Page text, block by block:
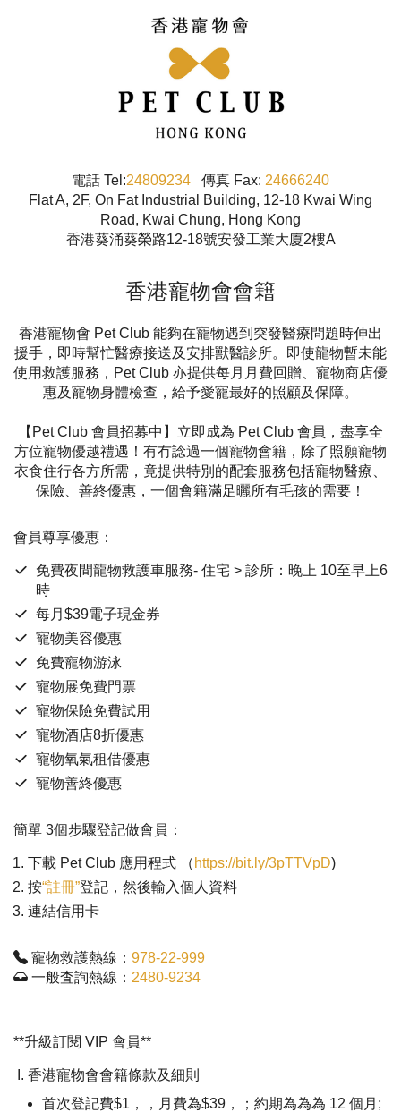
電話 Tel:24809234 傳真 Fax: 24666240
Flat A, 2F, On Fat Industrial Building, 12-18 Kwai Wing
Road, Kwai Chung, Hong Kong
香港葵涌葵榮路12-18號安發工業大廈2樓A
香港寵物會會籍
香港寵物會 Pet Club 能夠在寵物遇到突發醫療問題時伸出
援手，即時幫忙醫療接送及安排獸醫診所。即使龍物暫未能
使用救護服務，Pet Club 亦提供每月月費回贈、寵物商店優
惠及寵物身體檢查，給予愛寵最好的照顧及保障。
【Pet Club 會員招募中】立即成為 Pet Club 會員，盡享全
方位寵物優越禮遇！有冇諗過一個寵物會籍，除了照願寵物
衣食住行各方所需，竟提供特別的配套服務包括寵物醫療、
保險、善終優惠，一個會籍滿足曬所有毛孩的需要！
會員尊享優惠：
免費夜間龍物救護車服務- 住宅 > 診所：晚上 10至早上6
時
每月$39電子現金券
寵物美容優惠
免費寵物游泳
寵物展免費門票
寵物保險免費試用
寵物酒店8折優惠
寵物氧氣租借優惠
寵物善終優惠
簡單 3個步驟登記做會員：
下載 Pet Club 應用程式 （ https://bit.ly/3pTTVpD)
按“註冊”登記，然後輸入個人資料
連結信用卡
寵物救護熱線： 978-22-999
一般査詢熱線： 2480-9234
**升級訂閱 VIP 會員**
香港寵物會會籍條款及細則
首次登記費$1，，月費為$39，；約期為為為 12 個月;